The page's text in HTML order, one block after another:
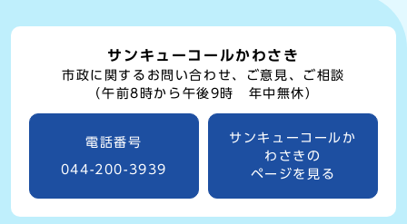
サンキューコールかわさき
市政に関するお問い合わせ、ご意見、ご相談
（午前8時から午後9時 年中無休）
電話番号
044-200-3939
サンキューコールか
わさきの
ページを見る